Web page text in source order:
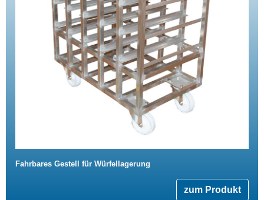
Fahrbares Gestell für Würfellagerung
zum Produkt